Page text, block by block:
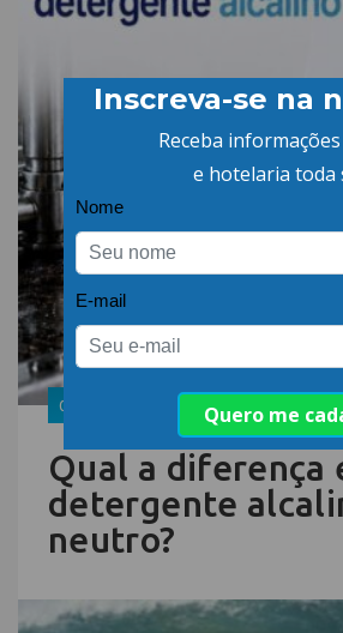
06.AGO.26 | POR: ABIH-SC
Qual a diferença
detergente
neutro?